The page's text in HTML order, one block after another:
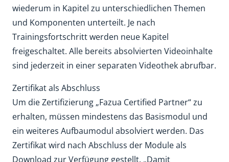
wiederum in Kapitel zu unterschiedlichen Themen
und Komponenten unterteilt. Je nach
Trainingsfortschritt werden neue Kapitel
freigeschaltet. Alle bereits absolvierten Videoinhalte
sind jederzeit in einer separaten Videothek abrufbar.
Zertifikat als Abschluss
Um die Zertifizierung „Fazua Certified Partner“ zu
erhalten, müssen mindestens das Basismodul und
ein weiteres Aufbaumodul absolviert werden. Das
Zertifikat wird nach Abschluss der Module als
Download zur Verfügung gestellt. „Damit